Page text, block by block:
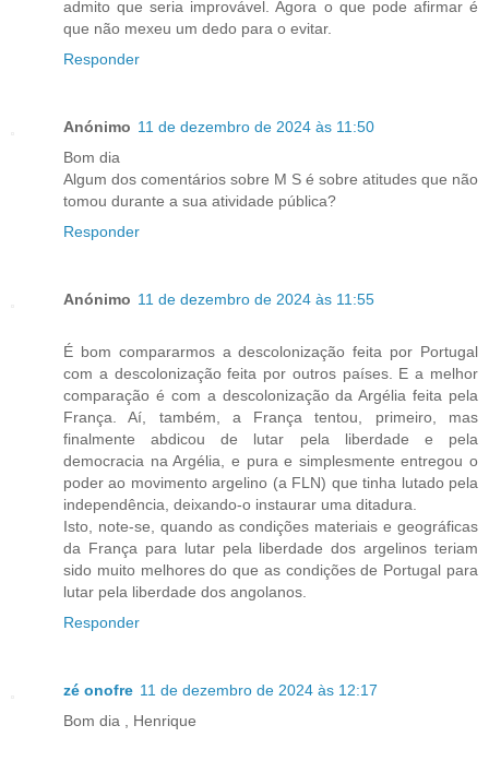
admito que seria improvável. Agora o que pode afirmar é
que não mexeu um dedo para o evitar.
Responder
Anónimo 11 de dezembro de 2024 às 11:50
Bom dia
Algum dos comentários sobre M S é sobre atitudes que não
tomou durante a sua atividade pública?
Responder
Anónimo 11 de dezembro de 2024 às 11:55
É bom compararmos a descolonização feita por Portugal
com a descolonização feita por outros países. E a melhor
comparação é com a descolonização da Argélia feita pela
França. Aí, também, a França tentou, primeiro, mas
finalmente abdicou de lutar pela liberdade e pela
democracia na Argélia, e pura e simplesmente entregou o
poder ao movimento argelino (a FLN) que tinha lutado pela
independência, deixando-o instaurar uma ditadura.
Isto, note-se, quando as condições materiais e geográficas
da França para lutar pela liberdade dos argelinos teriam
sido muito melhores do que as condições de Portugal para
lutar pela liberdade dos angolanos.
Responder
zé onofre 11 de dezembro de 2024 às 12:17
Bom dia , Henrique